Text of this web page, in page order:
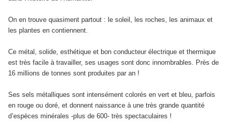
On en trouve quasiment partout : le soleil, les roches, les animaux et
les plantes en contiennent.
Ce métal, solide, esthétique et bon conducteur électrique et thermique
est très facile à travailler, ses usages sont donc innombrables. Près de
16 millions de tonnes sont produites par an !
Ses sels métalliques sont intensément colorés en vert et bleu, parfois
en rouge ou doré, et donnent naissance à une très grande quantité
d’espèces minérales -plus de 600- très spectaculaires !